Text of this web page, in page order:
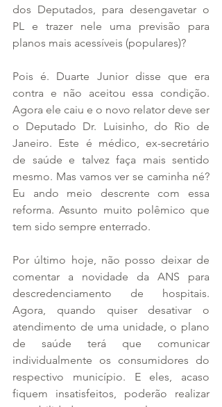
dos Deputados, para desengavetar o
PL e trazer nele uma previsão para
planos mais acessíveis (populares)?
Pois é. Duarte Junior disse que era
contra e não aceitou essa condição.
Agora ele caiu e o novo relator deve ser
o Deputado Dr. Luisinho, do Rio de
Janeiro. Este é médico, ex-secretário
de saúde e talvez faça mais sentido
mesmo. Mas vamos ver se caminha né?
Eu ando meio descrente com essa
reforma. Assunto muito polêmico que
tem sido sempre enterrado.
Por último hoje, não posso deixar de
comentar a novidade da ANS para
descredenciamento de hospitais.
Agora, quando quiser desativar o
atendimento de uma unidade, o plano
de saúde terá que comunicar
individualmente os consumidores do
respectivo município. E eles, acaso
fiquem insatisfeitos, poderão realizar